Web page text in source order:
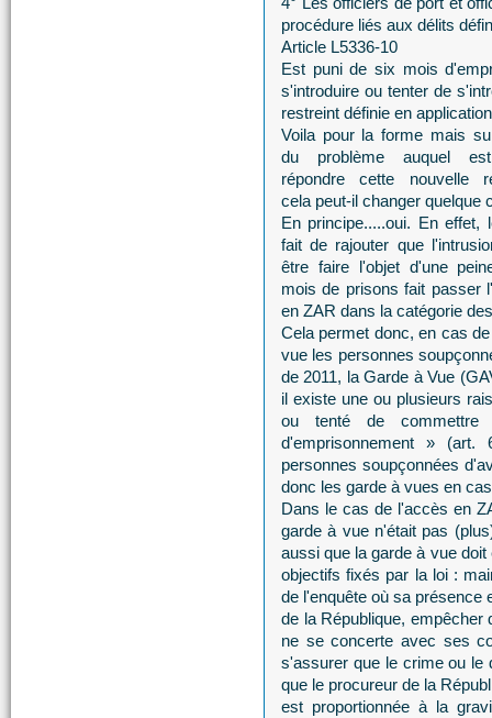
procédure liés aux délits
Article L5336-10
Est puni de six mois
s'introduire ou tenter de
restreint définie en
Voila pour la forme mais
du problème auquel
répondre cette nouvelle
cela peut-il changer quelque
En principe.....oui. En effet,
fait de rajouter que
être faire l'objet d'une
mois de prisons fait passer
en ZAR dans la catégorie
Cela permet donc, en cas
vue les personnes
de 2011, la Garde à Vue
il existe une ou plusieurs
ou tenté de
d'emprisonnement »
personnes soupçonnées
donc les garde à vues en
Dans le cas de l'accès en
garde à vue n'était pas
aussi que la garde à vue
objectifs fixés par la loi :
de l'enquête où sa présence
de la République, empêcher
ne se concerte avec ses
s'assurer que le crime ou le
que le procureur de la
est proportionnée à la